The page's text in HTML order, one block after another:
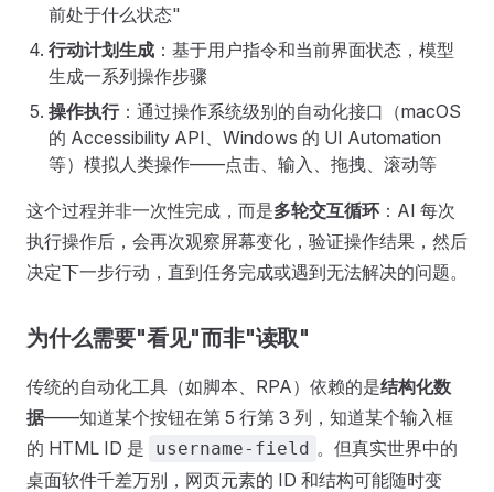
前处于什么状态"
行动计划生成 ：基于用户指令和当前界面状态，模型
生成一系列操作步骤
操作执行：通过操作系统级别的自动化接口（macOS
的 Accessibility API、Windows 的 UI Automation
等）模拟人类操作——点击、输入、拖拽、滚动等
这个过程并非一次性完成，而是多轮交互循环：AI 每次
执行操作后，会再次观察屏幕变化，验证操作结果，然后
决定下一步行动，直到任务完成或遇到无法解决的问题。
为什么需要"看见"而非"读取"
传统的自动化工具（如脚本、RPA）依赖的是结构化数
据——知道某个按钮在第 5 行第 3 列，知道某个输入框
的 HTML ID 是
username-field 。但真实世界中的
桌面软件千差万别，网页元素的 ID 和结构可能随时变